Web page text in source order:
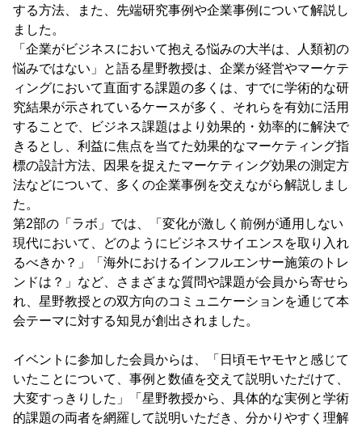
する方法、また、先端研究事例や企業事例について解説し
ました。
「企業がビジネスにおいて抱える悩みの大半は、人類初の
悩みではない」と語る星野教授は、企業が経営やマーケテ
ィングにおいて直面する課題の多くは、すでに学術的な研
究結果が示されているケースが多く、それらを有効に活用
することで、ビジネス課題はより効果的・効率的に解決で
きるとし、利益に焦点を当てた効果的なマーケティング指
標の設計方法、因果を捉えたマーケティング効果の測定方
法などについて、多くの企業事例を交えながら解説しまし
た。
第2部の「ラボ」では、「変化が激しく前例が通用しない
現代において、どのようにビジネスサイエンスを取り入れ
るべきか？」「海外におけるインフルエンサー施策のトレ
ンドは？」など、さまざまな質問や課題が会員から寄せら
れ、星野教授との双方向のコミュニケーションを通じて本
会テーマに対する知見が創出されました。
イベントに参加した会員からは、「日頃モヤモヤと感じて
いたことについて、事例と数値を交えて説明いただけて、
大変すっきりした」「星野教授から、具体的な実例と学術
的課題の両者を網羅して説明いただき、分かりやすく理解